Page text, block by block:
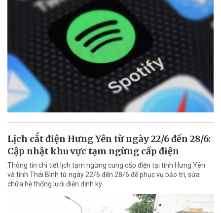
Lịch cắt điện Hưng Yên từ ngày 22/6 đến 28/6:
Cập nhật khu vực tạm ngừng cấp điện
Thông tin chi tiết lịch tạm ngừng cung cấp điện tại tỉnh Hưng Yên
và tỉnh Thái Bình từ ngày 22/6 đến 28/6 để phục vụ bảo trì, sửa
chữa hệ thống lưới điện định kỳ.